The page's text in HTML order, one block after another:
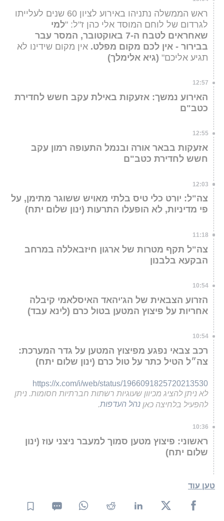
ראש הממשלה נתניהו באירוע לציון 60 שנים לעלייתו
לגרדום של לוחם המוסד אלי כהן ז"ל: "למי
שאחראים לטבח ה-7 באוקטובר, המסר עבר
בבירור - אין לכם מקום מפלט. אין מקום שידינו לא
תגיע אליכם" (גיא אלימלך)
12:57
האירוע נמשך: אזעקות באילת עקב חשש לחדירת
כטב"ם
12:55
אזעקות בבאר אורה ובנמל התעופה רמון עקב
חשש לחדירת כטב"ם
12:03
צה"ל: יורט כלי טיס בלתי מאויש ששוגר מתימן, על
פי מדיניות, לא הופעלו התרעות (ינון שלום יתח)
11:18
צה"ל תקף מטרות של ארגון חיזבאללה במרחב
הבקעא בלבנון
10:54
הזרוע הצבאית של הג'יהאד האיסלאמי קיבלה
אחריות על פיצוץ המטען בטול כרם (לינא עבד)
10:54
רכב צבאי נפגע מפיצוץ המטען על גדר המערכת:
צה״ל הטיל כתר על טול כרם (ינון שלום יתח)
https://x.com/i/web/status/1966091825720213530
לא ניתן להציג מכיוון שעוגיות רשתות חברתיות חסומות. ניתן
להפעיל בלחיצה כאן נהל העדפות.
10:36
ראשוני: פיצוץ מטען סמוך למעבר ניצני עוז (ינון
שלום יתח)
טען עוד